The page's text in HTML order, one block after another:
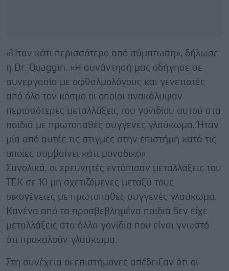
«Ήταν κάτι περισσότερο από σύμπτωση», δήλωσε
η Dr. Quaggin. «Η συνάντησή μας οδήγησε σε
συνεργασία με οφθαλμολόγους και γενετιστές
από όλο τον κόσμο οι οποίοι ανακάλυψαν
περισσότερες μεταλλάξεις του γονιδίου αυτού στα
παιδιά με πρωτοπαθές συγγενές γλαύκωμα. Ήταν
μία από αυτές τις στιγμές στην επιστήμη κατά τις
οποίες συμβαίνει κάτι μοναδικό».
Συνολικά, οι ερευνητές εντόπισαν μεταλλάξεις του
ΤΕΚ σε 10 μη σχετιζόμενες μεταξύ τους
οικογένειες με πρωτοπαθές συγγενές γλαύκωμα.
Κανένα από τα προσβεβλημένα παιδιά δεν είχε
μεταλλάξεις στα άλλα γονίδια που είναι γνωστό
ότι προκαλούν γλαύκωμα.
Στη συνέχεια οι επιστήμονες απέδειξαν ότι οι